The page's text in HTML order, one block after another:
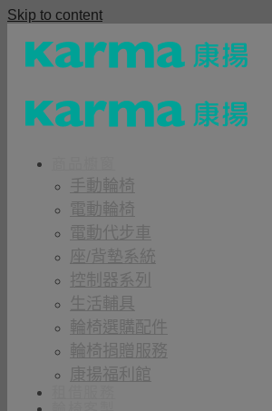
Skip to content
手動輪椅
電動輪椅
電動代步車
座/背墊系統
控制器系列
生活輔具
輪椅選購配件
輪椅捐贈服務
康揚福利館